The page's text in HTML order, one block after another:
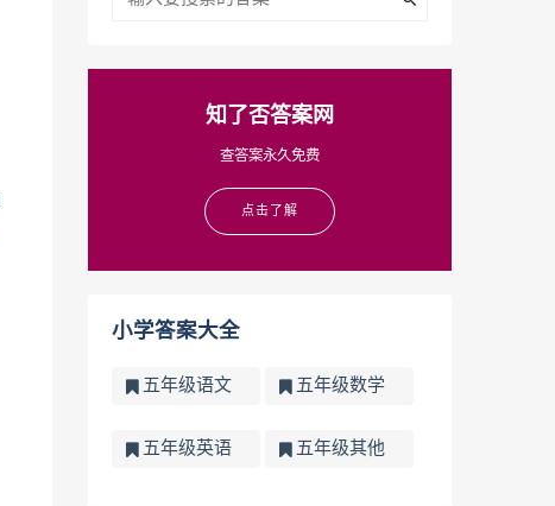
知了否答案网
查答案永久免费
点击了解
小学答案大全
五年级语文 五年级数学
五年级英语 五年级其他